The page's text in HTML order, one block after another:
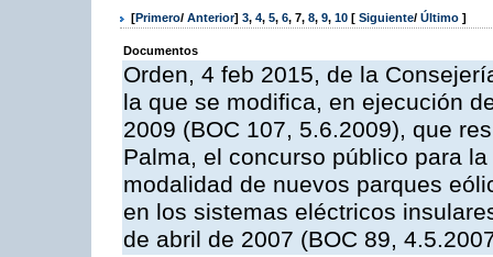
[Primero/ Anterior] 3, 4, 5, 6, 7, 8, 9, 10 [ Siguiente/ Último ]
Documentos
Orden, 4 feb 2015, de la
la que se modifica, en ejecución
2009 (BOC 107, 5.6.2009), que
Palma, el concurso público para
modalidad de nuevos parques
en los sistemas eléctricos
de abril de 2007 (BOC 89,